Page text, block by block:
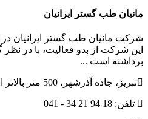
مانیان طب گستر ایرانیان
این شرکت از بدو فعالیت، با در
برداشته است ...
تبریز، جاده آذرشهر، 500 متر بالاتر از پتروشیمی
تلفن: 041 - 34 21 94 18